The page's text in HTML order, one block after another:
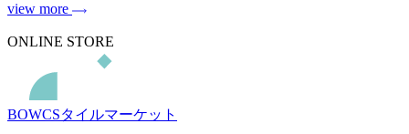
view more
ONLINE STORE
BOWCSタイルマーケット